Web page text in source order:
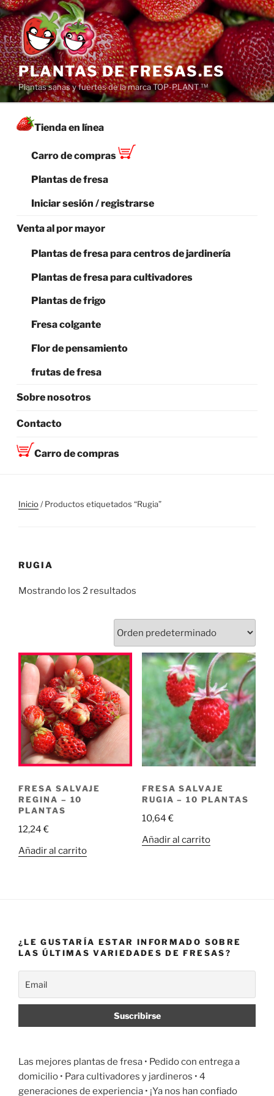
Saltar
al
contenido
PLANTAS DE FRESAS.ES
Plantas sanas y fuertes de la marca TOP-PLANT ™
Tienda en línea
Carro de compras
Plantas de fresa
Iniciar sesión / registrarse
Venta al por mayor
Plantas de fresa para centros de jardinería
Plantas de fresa para cultivadores
Plantas de frigo
Fresa colgante
Flor de pensamiento
frutas de fresa
Sobre nosotros
Contacto
Carro de compras
Inicio/ Productos etiquetados “Rugia”
RUGIA
Mostrando los 2 resultados
FRESA SALVAJE
REGINA – 10
PLANTAS
12,24€
Añadir al carrito
FRESA SALVAJE
RUGIA – 10 PLANTAS
10,64€
Añadir al carrito
¿LE GUSTARÍA ESTAR INFORMADO SOBRE
LAS ÚLTIMAS VARIEDADES DE FRESAS?
Las mejores plantas de fresa • Pedido con entrega a
domicilio • Para cultivadores y jardineros • 4
generaciones de experiencia • ¡Ya nos han confiado